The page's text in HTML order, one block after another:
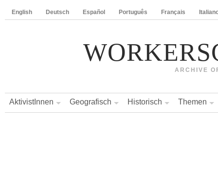
English Deutsch Español Português Français
ARCHIVE
AktivistInnen Geografisch Historisch Themen